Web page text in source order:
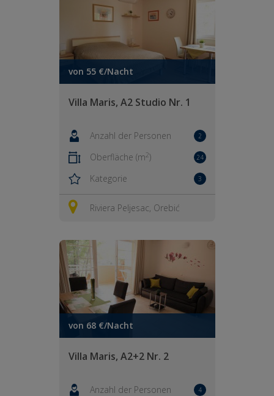
von 55 €/Nacht
Villa Maris, A2 Studio Nr. 1
Anzahl der Personen 2
Oberfläche (m2) 24
Kategorie 3
Riviera Peljesac, Orebić
von 68 €/Nacht
Villa Maris, A2+2 Nr. 2
Anzahl der Personen 4